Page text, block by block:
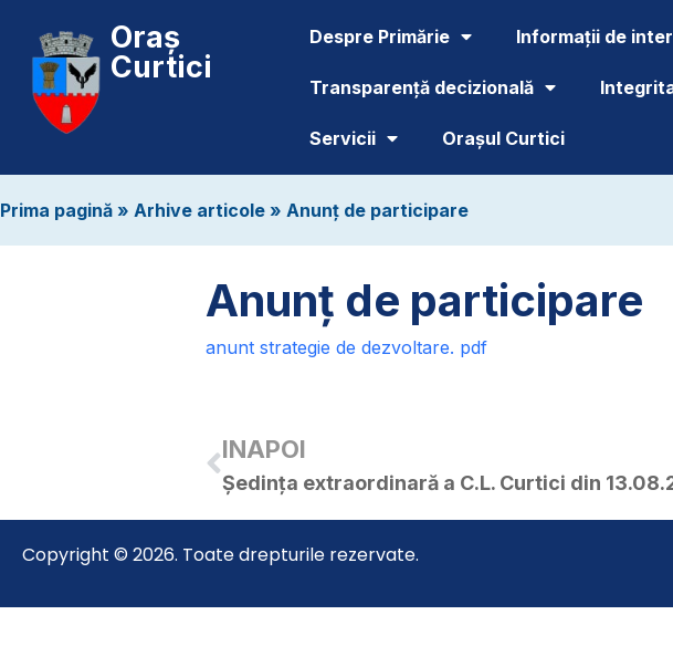
Oraș
Curtici
Despre Primărie Informații de
Transparență decizională
Servicii Orașul Curtici
Prima pagină » Arhive articole » Anunț de participare
Anunț de participare
anunt strategie de dezvoltare. pdf
INAPOI
Ședința extraordinară a C.L. Curtici din
Copyright © 2026. Toate drepturile rezervate.